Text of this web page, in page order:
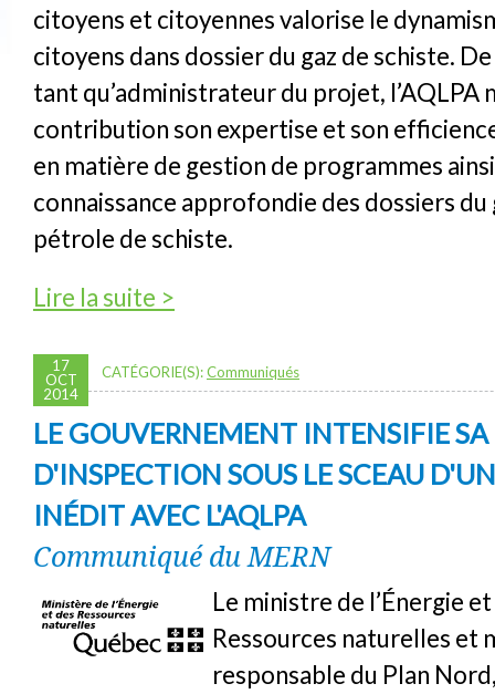
citoyens et citoyennes valorise le
citoyens dans dossier du gaz de schiste.
tant qu’administrateur du projet, l’AQLPA
contribution son expertise et son
en matière de gestion de programmes
connaissance approfondie des dossiers du
pétrole de schiste.
Lire la suite >
17
OCT
2014
CATÉGORIE(S):Communiqués
LE GOUVERNEMENT INTENSIFIE
D'INSPECTION SOUS LE SCEAU
INÉDIT AVEC L'AQLPA
Communiqué du MERN
Le ministre de l’Énergie
Ressources naturelles et
responsable du Plan